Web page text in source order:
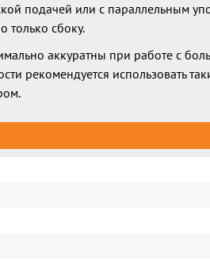
подачей или с параллельным
только сбоку.
аккуратны при работе с
рекомендуется использовать